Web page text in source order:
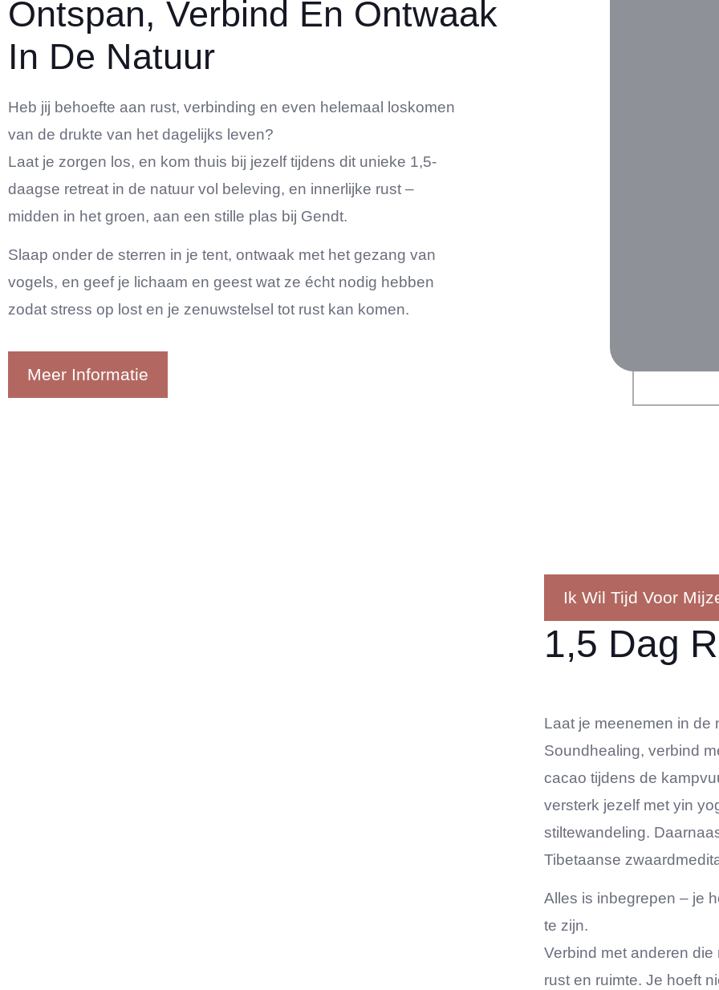
Ontspan, Verbind En Ontwaak
In De Natuur
Heb jij behoefte aan rust, verbinding en even helemaal loskomen
van de drukte van het dagelijks leven?
Laat je zorgen los, en kom thuis bij jezelf tijdens dit unieke 1,5-
daagse retreat in de natuur vol beleving, en innerlijke rust –
midden in het groen, aan een stille plas bij Gendt.
Slaap onder de sterren in je tent, ontwaak met het gezang van
vogels, en geef je lichaam en geest wat ze écht nodig hebben
zodat stress op lost en je zenuwstelsel tot rust kan komen.
Meer Informatie
Ik Wil Tijd Voor
1,5 Dag
Laat je meenemen in de
Soundhealing, verbind
cacao tijdens de
versterk jezelf met yin
stiltewandeling.
Tibetaanse
Alles is inbegrepen – je
te zijn.
Verbind met anderen
rust en ruimte. Je hoeft